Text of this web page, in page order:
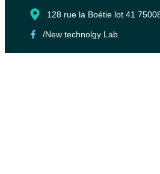
128 rue la Boétie lot 41
/New technolgy Lab